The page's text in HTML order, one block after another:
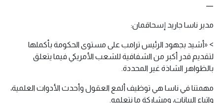
—
مدير ناسا جاريد إسحاقمان:
> «أشيد بجهود الرئيس ترامب على مستوى الحكومة بأكملها
لتقديم قدر أكبر من الشفافية للشعب الأمريكي فيما يتعلق
بالظواهر الشاذة غير المحددة.
مهمتنا في ناسا هي توظيف ألمع العقول وأحدث الأدوات العلمية،
واتباع البيانات، ومشاركة ما نتعلمه.